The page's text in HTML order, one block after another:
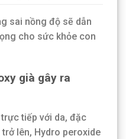
sai nồng độ sẽ dẫn
cho sức khỏe con
già gây ra
tiếp với da, đặc
lên, Hydro peroxide